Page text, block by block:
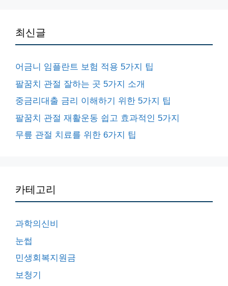
최신글
어금니 임플란트 보험 적용 5가지 팁
팔꿈치 관절 잘하는 곳 5가지 소개
중금리대출 금리 이해하기 위한 5가지 팁
팔꿈치 관절 재활운동 쉽고 효과적인 5가지
무릎 관절 치료를 위한 6가지 팁
카테고리
과학의신비
눈썹
민생회복지원금
보청기